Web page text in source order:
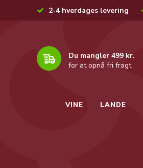
2-4 hverdages levering
Du mangler 499 kr.
for at opnå fri fragt
VINE LANDE